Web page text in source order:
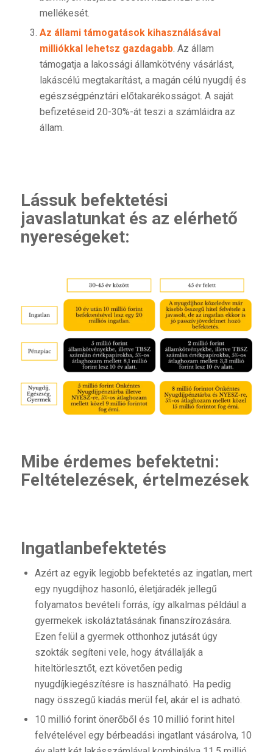
mellékesét.
Az állami támogatások kihasználásával
milliókkal lehetsz gazdagabb. Az állam
támogatja a lakossági államkötvény vásárlást,
lakáscélú megtakarítást, a magán célú nyugdíj és
egészségpénztári előtakarékosságot. A saját
befizetéseid 20-30%-át teszi a számláidra az
állam.
Lássuk befektetési
javaslatunkat és az elérhető
nyereségeket:
Mibe érdemes befektetni:
Feltételezések, értelmezések
Ingatlanbefektetés
Azért az egyik legjobb befektetés az ingatlan, mert
egy nyugdíjhoz hasonló, életjáradék jellegű
folyamatos bevételi forrás, így alkalmas például a
gyermekek iskoláztatásának finanszírozására.
Ezen felül a gyermek otthonhoz jutását úgy
szokták segíteni vele, hogy átvállalják a
hiteltörlesztőt, ezt követően pedig
nyugdíjkiegészítésre is használható. Ha pedig
nagy összegű kiadás merül fel, akár el is adható.
10 millió forint önerőből és 10 millió forint hitel
felvételével egy bérbeadási ingatlant vásárolva, 10